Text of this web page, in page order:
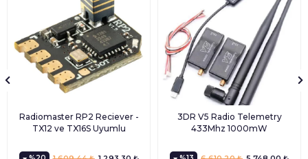
Radiomaster RP2 Reciever -
TX12 ve TX16S Uyumlu
3DR V5 Radio Telemetry
433Mhz 1000mW